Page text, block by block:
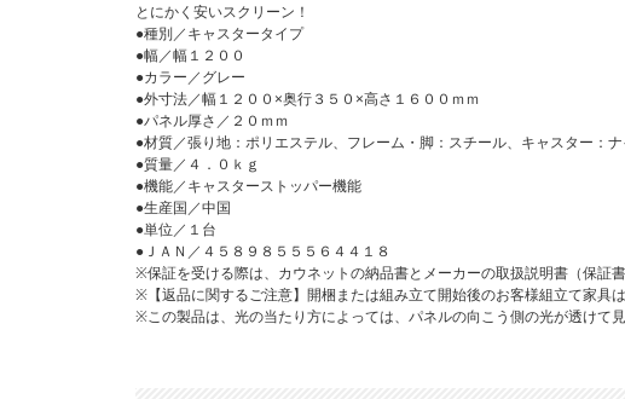
とにかく安いスクリーン！
●種別／キャスタータイプ
●幅／幅１２００
●カラー／グレー
●外寸法／幅１２００×奥行３５０×高さ１６００ｍｍ
●パネル厚さ／２０ｍｍ
●材質／張り地：ポリエステル、フレーム・脚：スチール、キャスター：
●質量／４．０ｋｇ
●機能／キャスターストッパー機能
●生産国／中国
●単位／１台
●ＪＡＮ／４５８９８５５５６４４１８
※保証を受ける際は、カウネットの納品書とメーカーの取扱説明書（保証書
※【返品に関するご注意】開梱または組み立て開始後のお客様組立て家具
※この製品は、光の当たり方によっては、パネルの向こう側の光が透けて見